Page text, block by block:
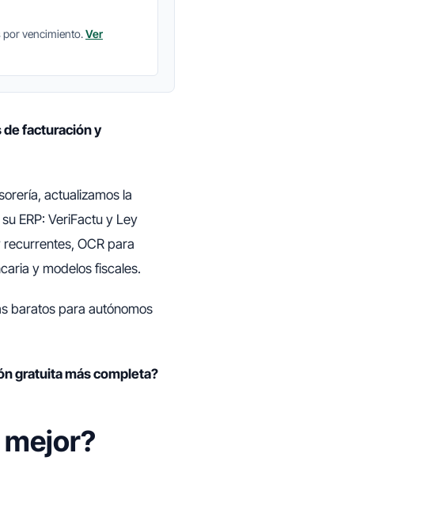
por vencimiento.Ver
de facturación y
actualizamos la
ERP: VeriFactu y Ley
OCR para
y modelos fiscales.
baratos para autónomos
gratuita más completa?